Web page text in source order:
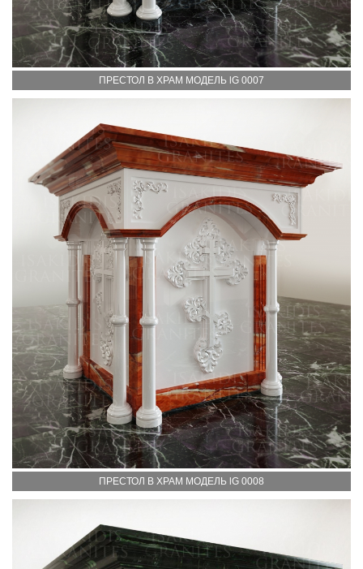
ПРЕСТОЛ В ХРАМ МОДЕЛЬ lG 0007
ПРЕСТОЛ В ХРАМ МОДЕЛЬ lG 0008